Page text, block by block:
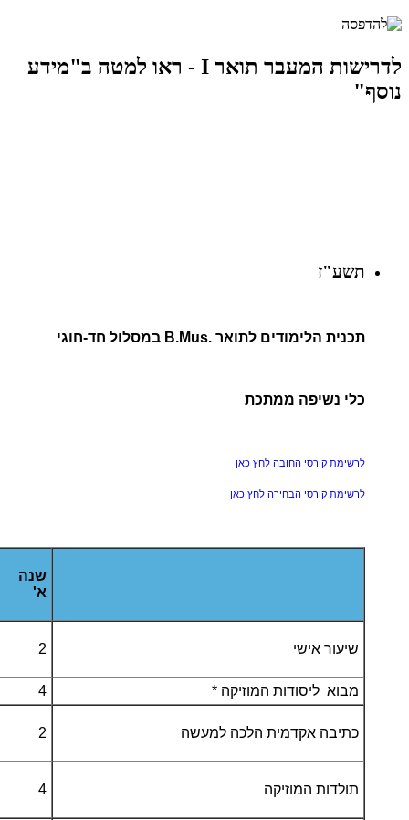
לדרישות המעבר תואר I - ראו למטה ב"מידע
נוסף"
תשע"ז
תכנית הלימודים לתואר .B.Mus במסלול חד-חוגי
כלי נשיפה ממתכת
לרשימת קורסי החובה לחץ כאן
לרשימת קורסי הבחירה לחץ כאן
שנה
א'
שיעור אישי 2
מבוא ליסודות המוזיקה * 4
כתיבה אקדמית הלכה למעשה 2
תולדות המוזיקה 4